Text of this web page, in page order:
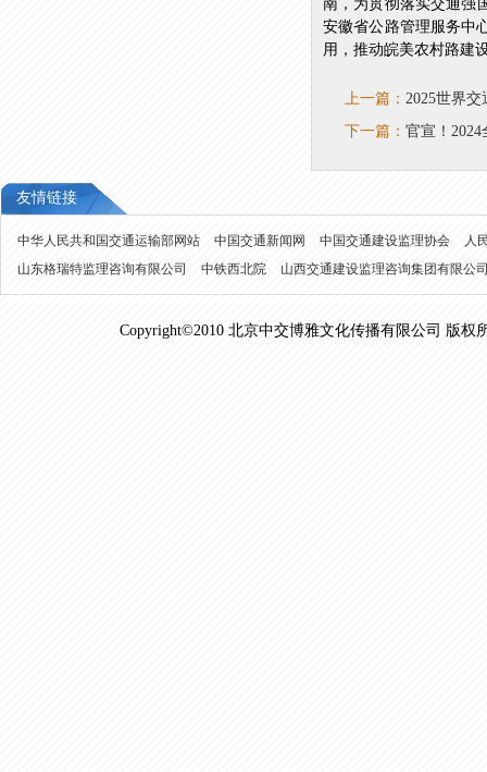
南，为贯彻落实交通强
安徽省公路管理服务中
用，推动皖美农村路建
上一篇： 2025世界
下一篇： 官宣！2024
友情链接
中华人民共和国交通运输部网站 中国交通新闻网 中国交通建设监理协会
人
山东格瑞特监理咨询有限公司
中铁西北院 山西交通建设监理咨询集团有限公
Copyright©2010 北京中交博雅文化传播有限公司 版